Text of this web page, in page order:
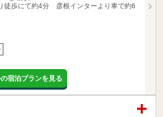
徒歩にて約4分 彦根インターより車で約6
宿泊プランを見る